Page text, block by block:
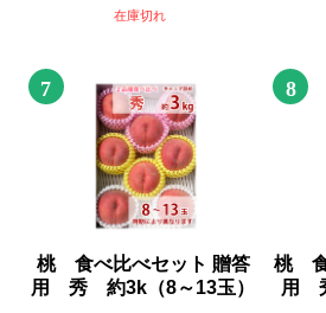
在庫切れ
7
桃 食べ比べセット 贈答
用 秀 約3k（8～13玉）
8
桃
用